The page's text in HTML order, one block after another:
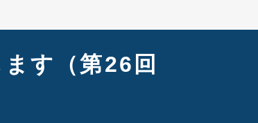
す（第26回